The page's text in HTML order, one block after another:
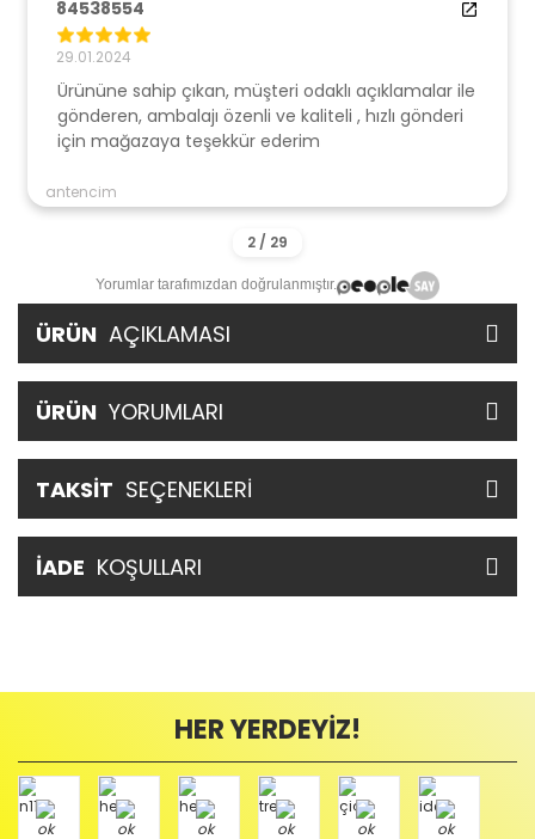
84538554
29.01.2024
Ürününe sahip çıkan, müşteri odaklı açıklamalar ile
gönderen, ambalajı özenli ve kaliteli , hızlı gönderi
için mağazaya teşekkür ederim
antencim
Yorumlar tarafımızdan doğrulanmıştır.
ÜRÜN AÇIKLAMASI
ÜRÜN YORUMLARI
TAKSİT SEÇENEKLERİ
İADE KOŞULLARI
HER YERDEYİZ!